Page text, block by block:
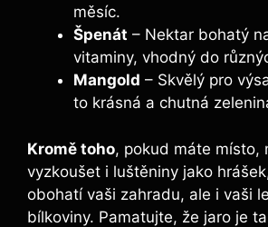
měsíc.
Špenát – Nektar bohatý
vitaminy, vhodný do
Mangold – Skvělý pro
to krásná a chutná
Kromě toho, pokud máte místo,
vyzkoušet i luštěniny jako
obohatí vaši zahradu, ale i vaši
bílkoviny. Pamatujte, že jaro je